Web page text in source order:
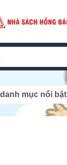
mục nổi bật